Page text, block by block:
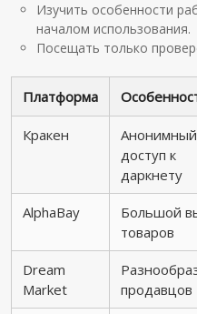
Изучить особенности
началом использования.
Посещать только
Платформа
Кракен
Анонимный
доступ к
даркнету
AlphaBay
Большой
товаров
Dream
Market
продавцов